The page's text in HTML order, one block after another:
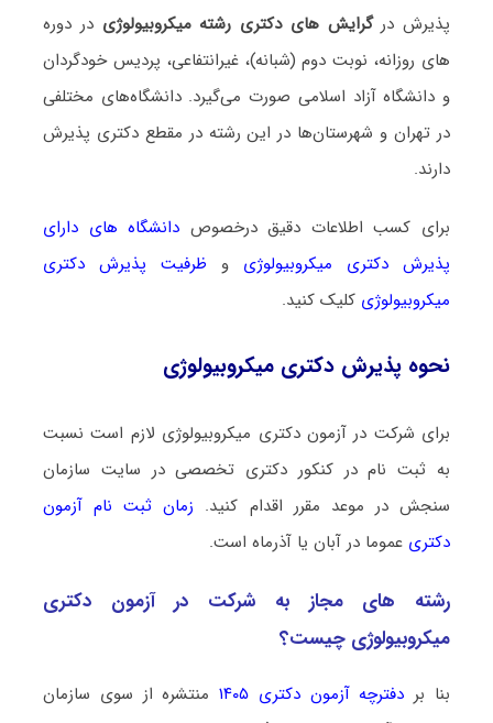
پذیرش درگرایش های دکتری رشته ﻣﻴﻜﺮوﺑﻴﻮﻟﻮژی در دوره
های روزانه، نوبت دوم (شبانه)، غیرانتفاعی، پردیس خودگردان
و دانشگاه آزاد اسلامی صورت می‌گیرد. دانشگاه‌های مختلفی
در تهران و شهرستان‌ها در این رشته در مقطع دکتری پذیرش
دارند.
برای کسب اطلاعات دقیق درخصوص دانشگاه های دارای
پذیرش دکتری ﻣﻴﻜﺮوﺑﻴﻮﻟﻮژی و ظرفیت پذیرش دکتری
ﻣﻴﻜﺮوﺑﻴﻮﻟﻮژی کلیک کنید.
نحوه پذیرش دکتری ﻣﻴﻜﺮوﺑﻴﻮﻟﻮژی
برای شرکت در آزمون دکتری ﻣﻴﻜﺮوﺑﻴﻮﻟﻮژی لازم است نسبت
به ثبت نام در کنکور دکتری تخصصی در سایت سازمان
سنجش در موعد مقرر اقدام کنید. زمان ثبت نام آزمون
دکتری عموما در آبان یا آذرماه است.
رشته­ های مجاز به شرکت در آزمون دکتری
ﻣﻴﻜﺮوﺑﻴﻮﻟﻮژی چیست؟
بنا بر دفترچه آزمون دکتری ۱۴۰۵
منتشره از سوی سازمان